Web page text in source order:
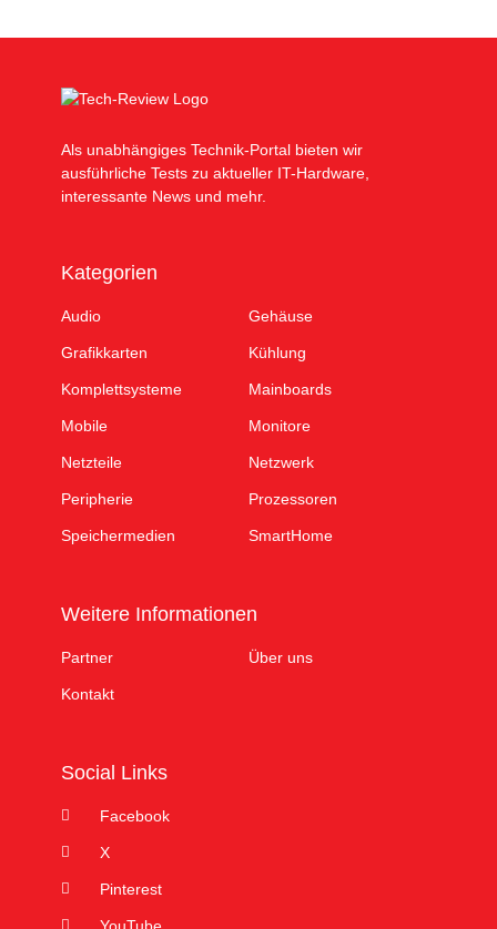
Als unabhängiges Technik-Portal bieten wir
ausführliche Tests zu aktueller IT-Hardware,
interessante News und mehr.
Kategorien
Audio Gehäuse
Grafikkarten Kühlung
Komplettsysteme Mainboards
Mobile Monitore
Netzteile Netzwerk
Peripherie Prozessoren
Speichermedien SmartHome
Weitere Informationen
Partner Über uns
Kontakt
Social Links
Facebook
X
Pinterest